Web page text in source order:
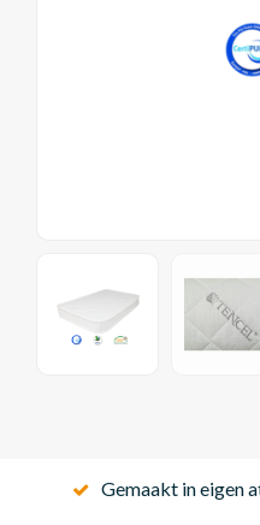
Gemaakt in eigen